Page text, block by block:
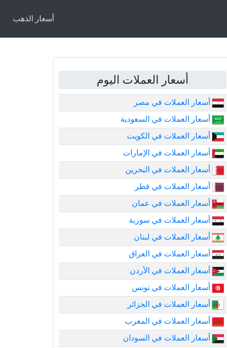
أسعار الذهب
أسعار العملات اليوم
أسعار العملات في مصر
أسعار العملات في السعودية
أسعار العملات في الكويت
أسعار العملات في الإمارات
أسعار العملات في البحرين
أسعار العملات في قطر
أسعار العملات في عمان
أسعار العملات في سورية
أسعار العملات في لبنان
أسعار العملات في العراق
أسعار العملات في الأردن
أسعار العملات في تونس
أسعار العملات في الجزائر
أسعار العملات في المغرب
أسعار العملات في السودان